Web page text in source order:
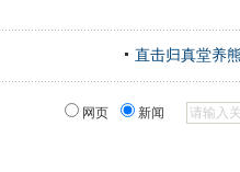
直击归真堂养
网页 新闻